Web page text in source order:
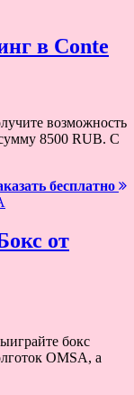
в Conte
возможность
8500 RUB. С
бесплатно
от
бокс
OMSA, а